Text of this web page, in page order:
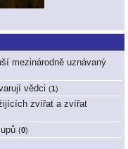
mezinárodně uznávaný
vědci (1 )
zvířat a zvířat
(0)